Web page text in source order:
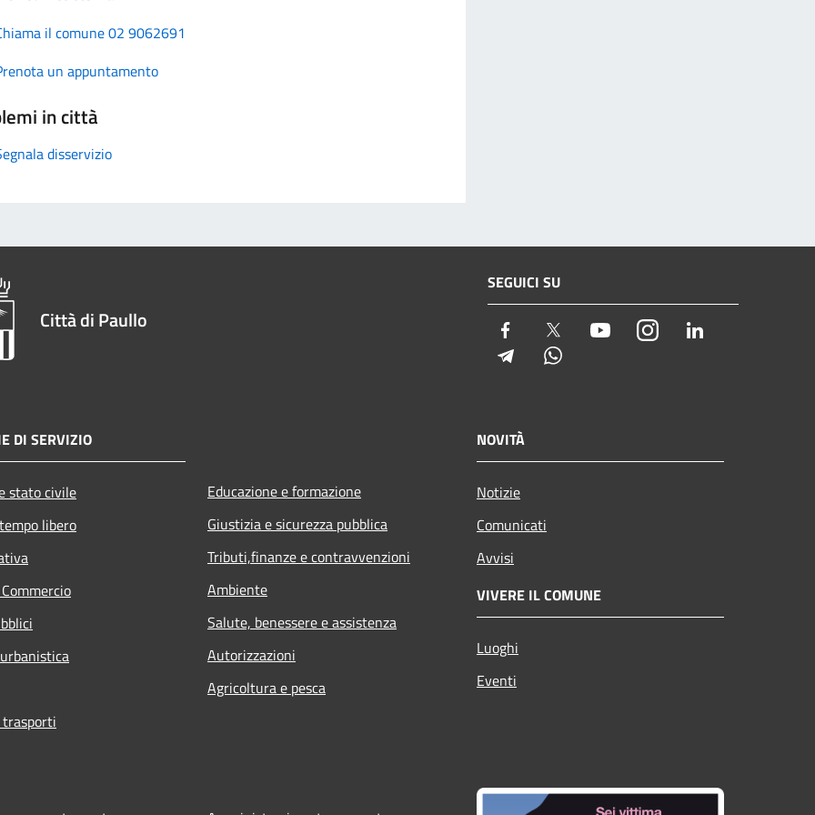
il comune 02 9062691
un appuntamento
in città
disservizio
Città di Paullo
SEGUICI SU
Facebook Twitter YoutubeInstagram
Telegram
DI SERVIZIO
stato civile
libero
Educazione e formazione
Giustizia e sicurezza pubblica
Tributi,finanze e contravvenzioni
Ambiente
Salute, benessere e assistenza
Autorizzazioni
Agricoltura e pesca
NOVITÀ
Notizie
Comunicati
Avvisi
VIVERE IL COMUNE
Luoghi
Eventi